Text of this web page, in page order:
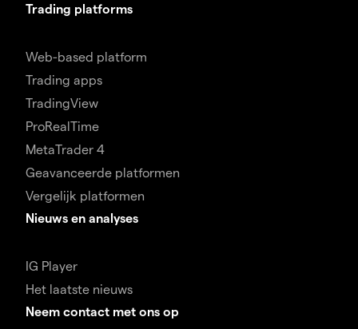
Trading platforms
Web-based platform
Trading apps
TradingView
ProRealTime
MetaTrader 4
Geavanceerde platformen
Vergelijk platformen
Nieuws en analyses
IG Player
Het laatste nieuws
Neem contact met ons op